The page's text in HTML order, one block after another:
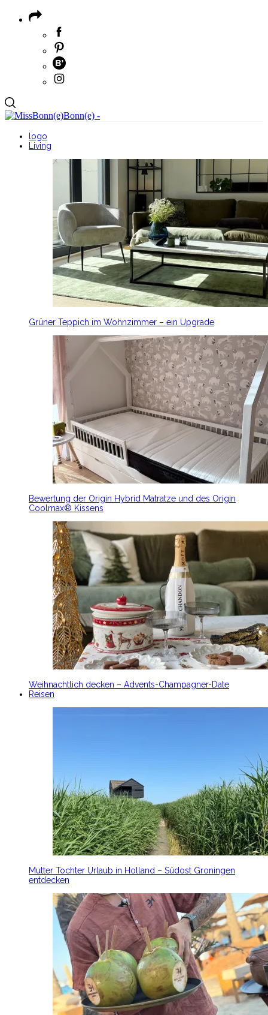
logo
Living
Grüner Teppich im Wohnzimmer – ein Upgrade
Bewertung der Origin Hybrid Matratze und des Origin
Coolmax® Kissens
Weihnachtlich decken – Advents-Champagner-Date
Reisen
Mutter Tochter Urlaub in Holland – Südost Groningen
entdecken